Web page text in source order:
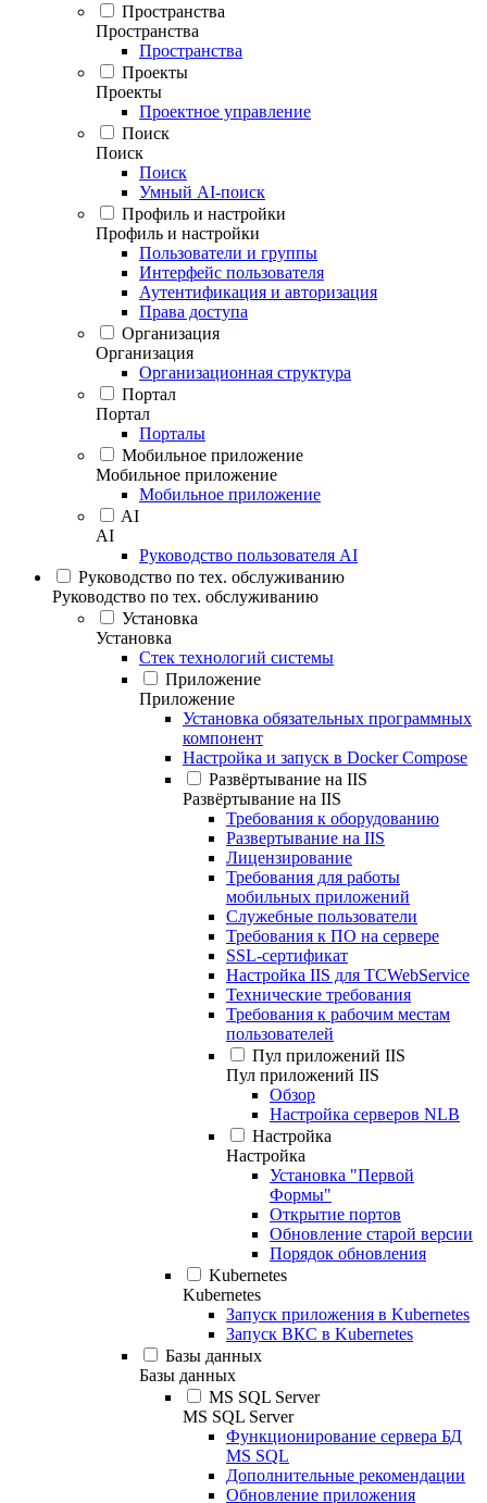
Пространства
Пространства
Пространства
Проекты
Проекты
Проектное управление
Поиск
Поиск
Поиск
Умный AI-поиск
Профиль и настройки
Профиль и настройки
Пользователи и группы
Интерфейс пользователя
Аутентификация и авторизация
Права доступа
Организация
Организация
Организационная структура
Портал
Портал
Порталы
Мобильное приложение
Мобильное приложение
Мобильное приложение
AI
AI
Руководство пользователя AI
Руководство по тех. обслуживанию
Руководство по тех. обслуживанию
Установка
Установка
Стек технологий системы
Приложение
Приложение
Установка обязательных программных
компонент
Настройка и запуск в Docker Compose
Развёртывание на IIS
Развёртывание на IIS
Требования к оборудованию
Развертывание на IIS
Лицензирование
Требования для работы
мобильных приложений
Служебные пользователи
Требования к ПО на сервере
SSL-сертификат
Настройка IIS для TCWebService
Технические требования
Требования к рабочим местам
пользователей
Пул приложений IIS
Пул приложений IIS
Обзор
Настройка серверов NLB
Настройка
Настройка
Установка "Первой
Формы"
Открытие портов
Обновление старой версии
Порядок обновления
Kubernetes
Kubernetes
Запуск приложения в Kubernetes
Запуск ВКС в Kubernetes
Базы данных
Базы данных
MS SQL Server
MS SQL Server
Функционирование сервера БД
MS SQL
Дополнительные рекомендации
Обновление приложения